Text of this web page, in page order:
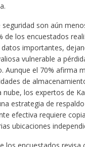
seguridad son aún
de los encuestados
importantes,
vulnerable a
Aunque el 70% afirma
de
nube, los expertos de
estrategia de respaldo
efectiva requiere
ubicaciones